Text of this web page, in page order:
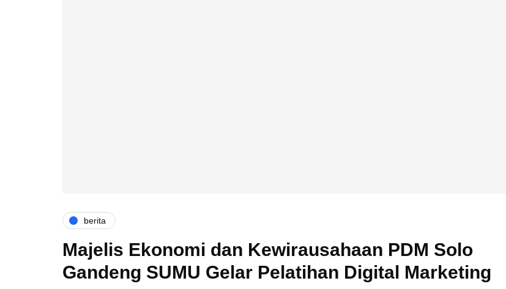
berita
Majelis Ekonomi dan Kewirausahaan PDM Solo
Gandeng SUMU Gelar Pelatihan Digital Marketing